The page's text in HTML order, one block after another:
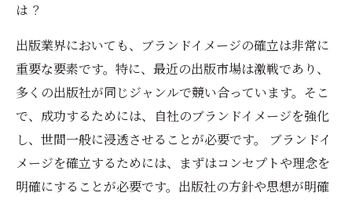
は？
出版業界においても、ブランドイメージの確立は非常に
重要な要素です。特に、最近の出版市場は激戦であり、
多くの出版社が同じジャンルで競い合っています。そこ
で、成功するためには、自社のブランドイメージを強化
し、世間一般に浸透させることが必要です。 ブランドイ
メージを確立するためには、まずはコンセプトや理念を
明確にすることが必要です。出版社の方針や思想が明確